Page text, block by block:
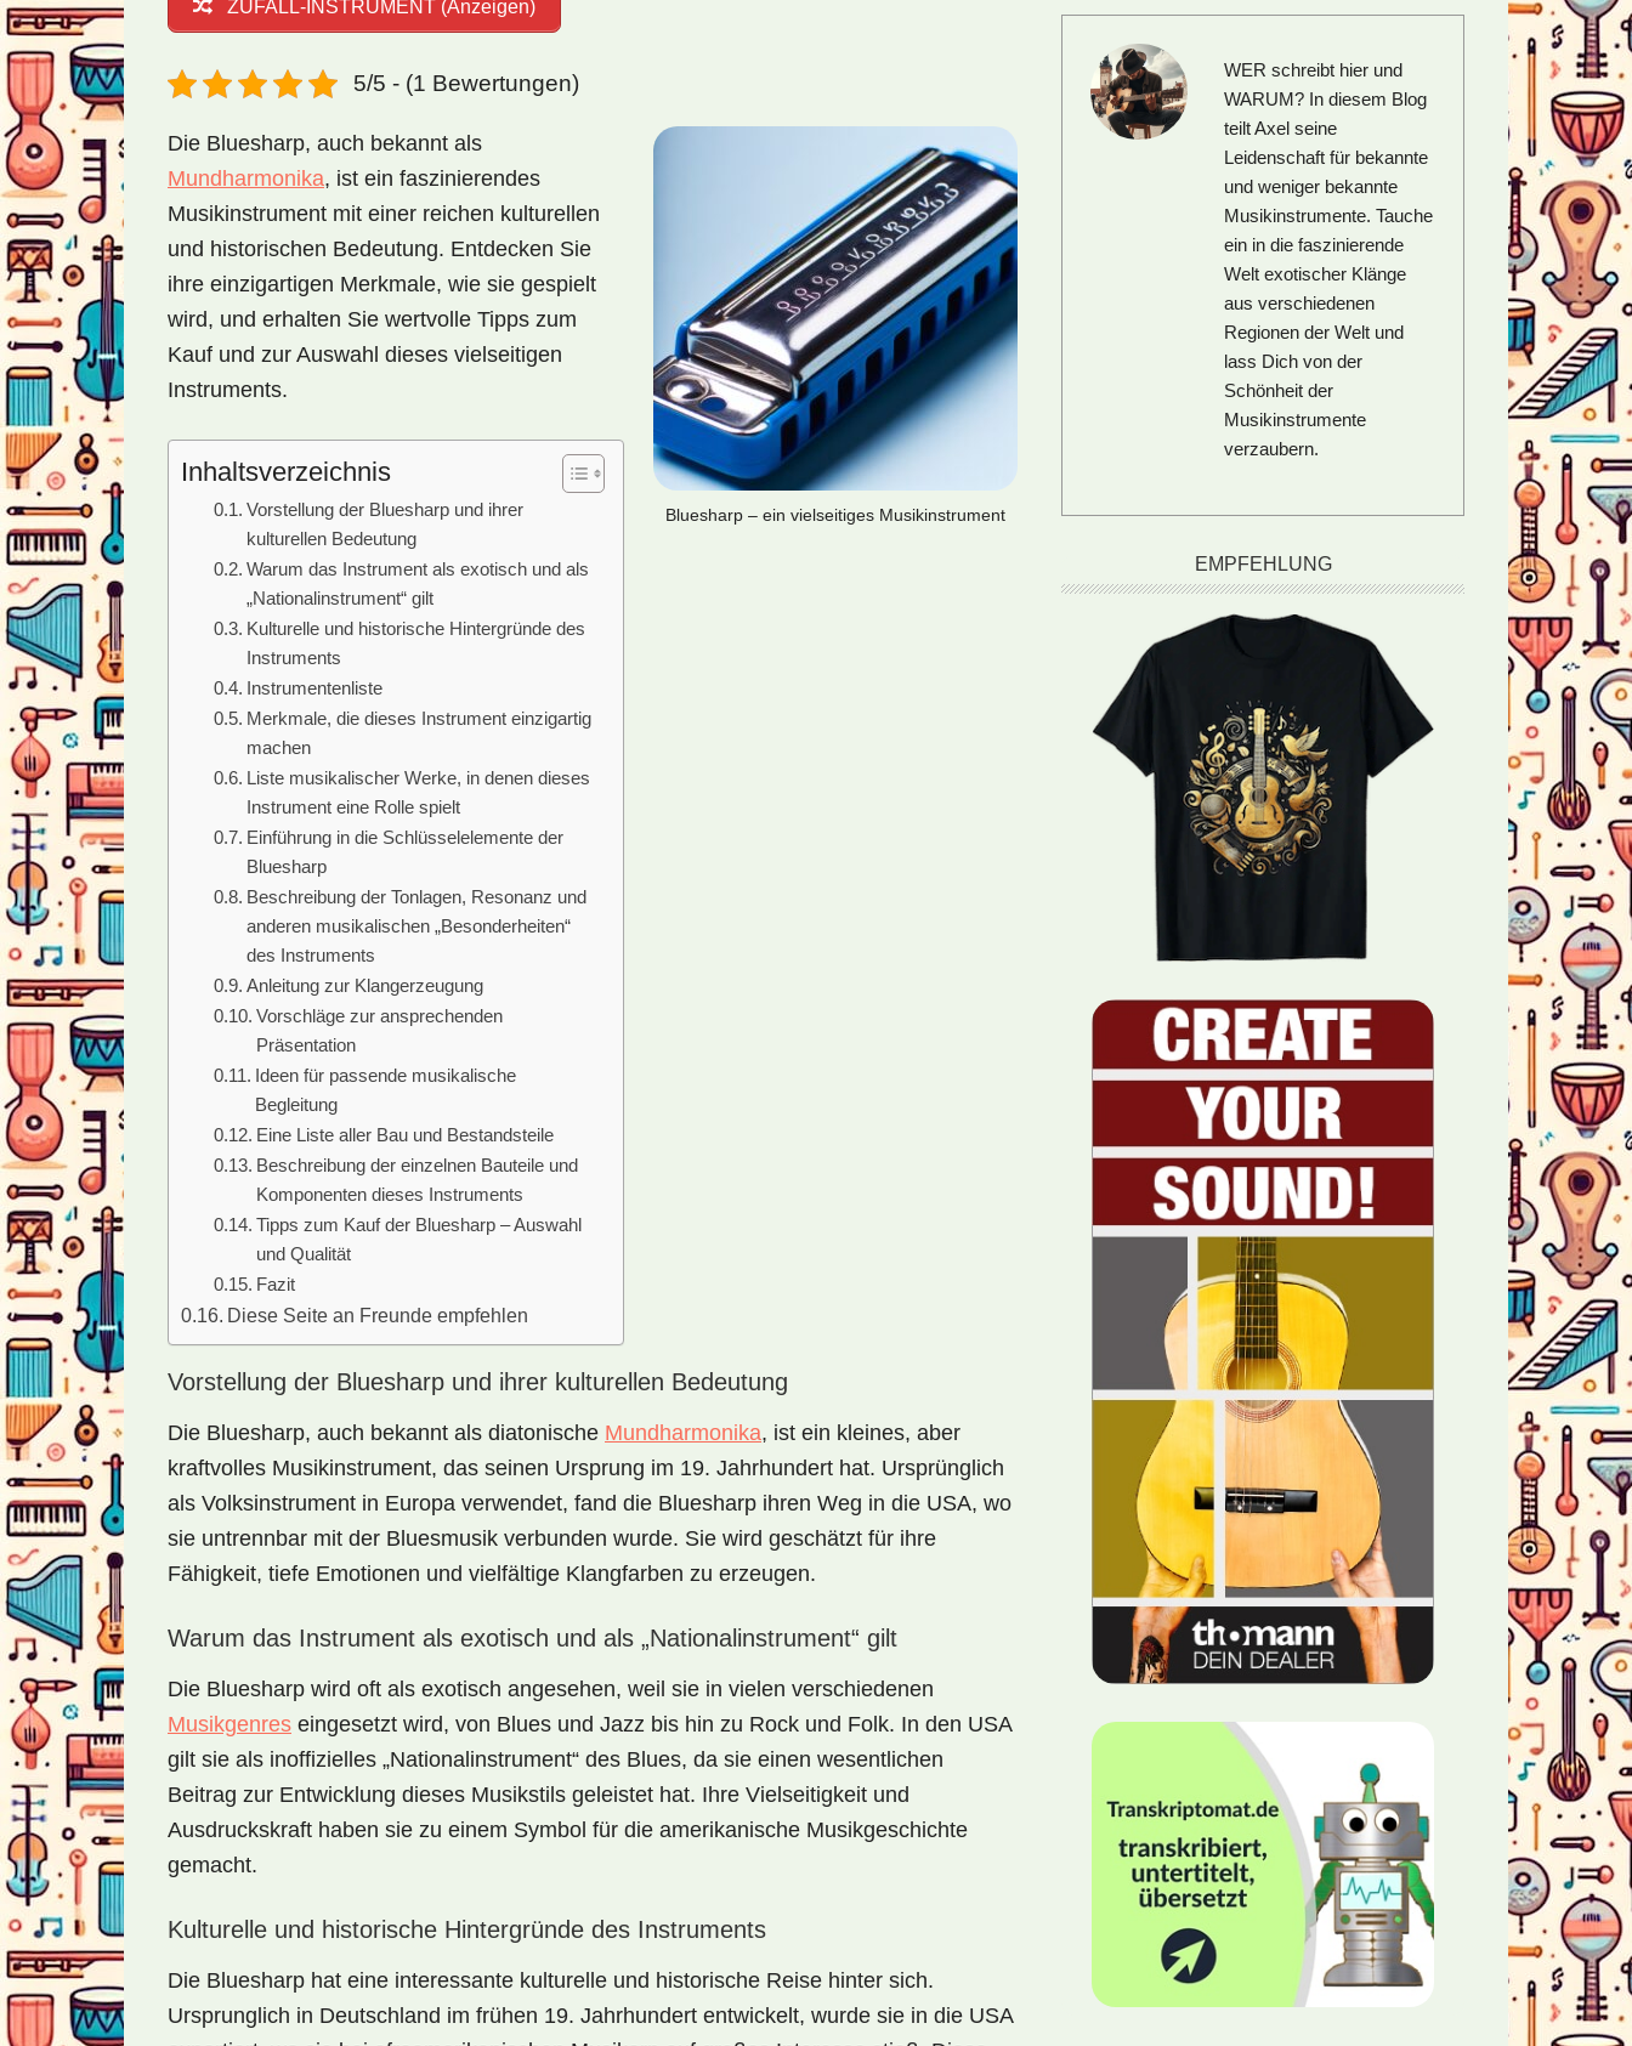
ZUFALL-INSTRUMENT (Anzeigen)
5/5 - (1 Bewertungen)
Bluesharp – ein vielseitiges Musikinstrument
Die Bluesharp, auch bekannt als
Mundharmonika, ist ein faszinierendes
Musikinstrument mit einer reichen kulturellen
und historischen Bedeutung. Entdecken Sie
ihre einzigartigen Merkmale, wie sie gespielt
wird, und erhalten Sie wertvolle Tipps zum
Kauf und zur Auswahl dieses vielseitigen
Instruments.
Inhaltsverzeichnis
Vorstellung der Bluesharp und ihrer
kulturellen Bedeutung
Warum das Instrument als exotisch und als
„Nationalinstrument“ gilt
Kulturelle und historische Hintergründe des
Instruments
Instrumentenliste
Merkmale, die dieses Instrument einzigartig
machen
Liste musikalischer Werke, in denen dieses
Instrument eine Rolle spielt
Einführung in die Schlüsselelemente der
Bluesharp
Beschreibung der Tonlagen, Resonanz und
anderen musikalischen „Besonderheiten“
des Instruments
Anleitung zur Klangerzeugung
Vorschläge zur ansprechenden
Präsentation
Ideen für passende musikalische
Begleitung
Eine Liste aller Bau und Bestandsteile
Beschreibung der einzelnen Bauteile und
Komponenten dieses Instruments
Tipps zum Kauf der Bluesharp – Auswahl
und Qualität
Fazit
Diese Seite an Freunde empfehlen
Vorstellung der Bluesharp und ihrer kulturellen Bedeutung
Die Bluesharp, auch bekannt als diatonische Mundharmonika, ist ein kleines, aber
kraftvolles Musikinstrument, das seinen Ursprung im 19. Jahrhundert hat. Ursprünglich
als Volksinstrument in Europa verwendet, fand die Bluesharp ihren Weg in die USA, wo
sie untrennbar mit der Bluesmusik verbunden wurde. Sie wird geschätzt für ihre
Fähigkeit, tiefe Emotionen und vielfältige Klangfarben zu erzeugen.
Warum das Instrument als exotisch und als „Nationalinstrument“ gilt
Die Bluesharp wird oft als exotisch angesehen, weil sie in vielen verschiedenen
Musikgenres eingesetzt wird, von Blues und Jazz bis hin zu Rock und Folk. In den USA
gilt sie als inoffizielles „Nationalinstrument“ des Blues, da sie einen wesentlichen
Beitrag zur Entwicklung dieses Musikstils geleistet hat. Ihre Vielseitigkeit und
Ausdruckskraft haben sie zu einem Symbol für die amerikanische Musikgeschichte
gemacht.
Kulturelle und historische Hintergründe des Instruments
Die Bluesharp hat eine interessante kulturelle und historische Reise hinter sich.
Ursprunglich in Deutschland im frühen 19. Jahrhundert entwickelt, wurde sie in die USA
WER schreibt hier und
WARUM?In diesem Blog
teilt Axel seine
Leidenschaft für bekannte
und weniger bekannte
Musikinstrumente. Tauche
ein in die faszinierende
Welt exotischer Klänge
aus verschiedenen
Regionen der Welt und
lass Dich von der
Schönheit der
Musikinstrumente
verzaubern.
EMPFEHLUNG